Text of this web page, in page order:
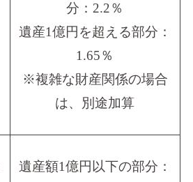
分：2.2％
遺産1億円を超える部分：
1.65％
※複雑な財産関係の場合
は、別途加算
遺産額1億円以下の部分：